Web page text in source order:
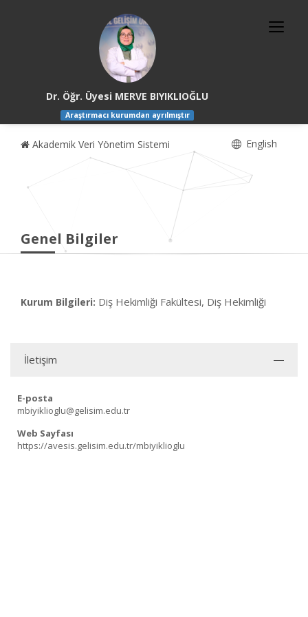
Dr. Öğr. Üyesi MERVE BIYIKLIOĞLU
Araştırmacı kurumdan ayrılmıştır
Akademik Veri Yönetim Sistemi English
Genel Bilgiler
Kurum Bilgileri: Diş Hekimliği Fakültesi, Diş Hekimliği
İletişim
E-posta
mbiyiklioglu@gelisim.edu.tr
Web Sayfası
https://avesis.gelisim.edu.tr/mbiyiklioglu